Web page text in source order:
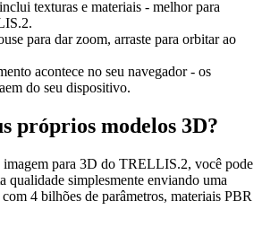
texturas e materiais - melhor para
para dar zoom, arraste para orbitar ao
acontece no seu navegador - os
do seu dispositivo.
próprios modelos 3D?
para 3D do TRELLIS.2, você pode
qualidade simplesmente enviando uma
4 bilhões de parâmetros, materiais PBR